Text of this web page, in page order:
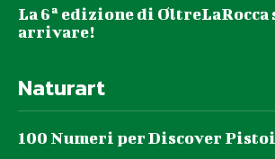
La 6ª edizione di OltreLaRocca
arrivare!
Naturart
100 Numeri per Discover